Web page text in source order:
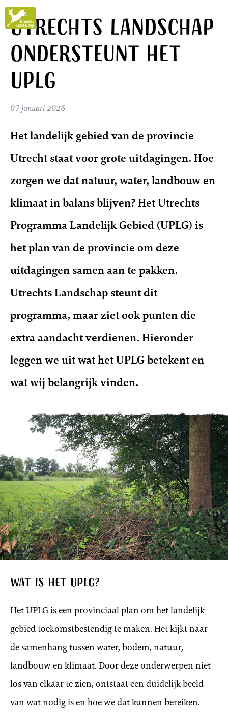
Landschap
Utrechts Landschap
ondersteunt het
UPLG
07 januari 2026
Het landelijk gebied van de provincie
Utrecht staat voor grote uitdagingen. Hoe
zorgen we dat natuur, water, landbouw en
klimaat in balans blijven? Het Utrechts
Programma Landelijk Gebied (UPLG) is
het plan van de provincie om deze
uitdagingen samen aan te pakken.
Utrechts Landschap steunt dit
programma, maar ziet ook punten die
extra aandacht verdienen. Hieronder
leggen we uit wat het UPLG betekent en
wat wij belangrijk vinden.
Wat is het UPLG?
Het UPLG is een provinciaal plan om het landelijk
gebied toekomstbestendig te maken. Het kijkt naar
de samenhang tussen water, bodem, natuur,
landbouw en klimaat. Door deze onderwerpen niet
los van elkaar te zien, ontstaat een duidelijk beeld
van wat nodig is en hoe we dat kunnen bereiken.